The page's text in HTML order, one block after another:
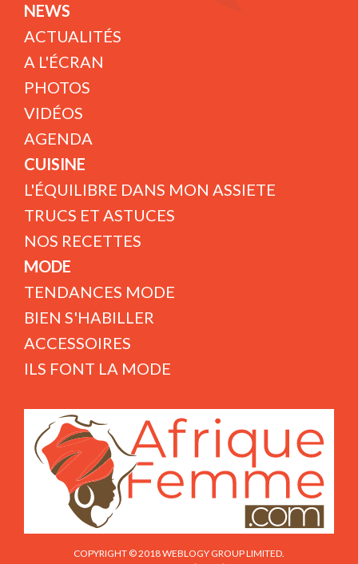
NEWS
ACTUALITÉS
A L'ÉCRAN
PHOTOS
VIDÉOS
AGENDA
CUISINE
L'ÉQUILIBRE DANS MON ASSIETE
TRUCS ET ASTUCES
NOS RECETTES
MODE
TENDANCES MODE
BIEN S'HABILLER
ACCESSOIRES
ILS FONT LA MODE
COPYRIGHT © 2018 WEBLOGY GROUP LIMITED.